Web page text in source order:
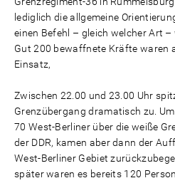
lediglich die allgemeine
einen Befehl – gleich welcher Art –
Gut 200 bewaffnete Kräfte waren
Einsatz,
Zwischen 22.00 und 23.00 Uhr
Grenzübergang dramatisch zu.
70 West-Berliner über die weiße
der DDR, kamen aber dann der
West-Berliner Gebiet
später waren es bereits 120